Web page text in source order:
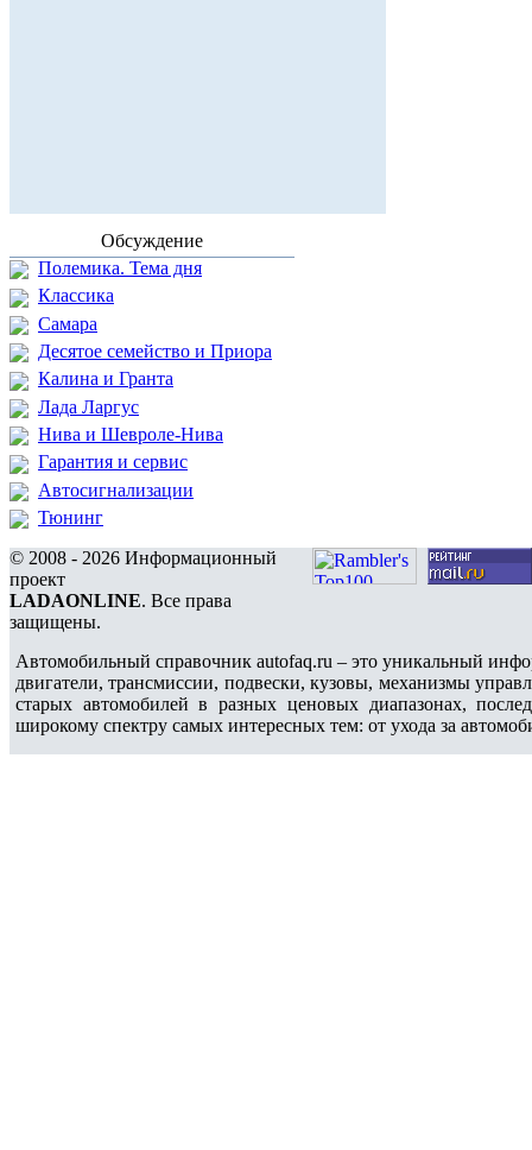
Обсуждение
Полемика. Тема дня
Классика
Самара
Десятое семейство и Приора
Калина и Гранта
Лада Ларгус
Нива и Шевроле-Нива
Гарантия и сервис
Автосигнализации
Тюнинг
© 2008 - 2026 Информационный
проект
LADAONLINE. Все права
защищены.
Автомобильный справочник autofaq.ru – это уникальный
двигатели, трансмиссии, подвески, кузовы, механизмы
старых автомобилей в разных ценовых диапазонах,
широкому спектру самых интересных тем: от ухода за